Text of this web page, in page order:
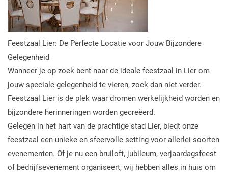
Feestzaal Lier: De Perfecte Locatie voor Jouw Bijzondere
Gelegenheid
Wanneer je op zoek bent naar de ideale feestzaal in Lier om
jouw speciale gelegenheid te vieren, zoek dan niet verder.
Feestzaal Lier is de plek waar dromen werkelijkheid worden en
bijzondere herinneringen worden gecreëerd.
Gelegen in het hart van de prachtige stad Lier, biedt onze
feestzaal een unieke en sfeervolle setting voor allerlei soorten
evenementen. Of je nu een bruiloft, jubileum, verjaardagsfeest
of bedrijfsevenement organiseert, wij hebben alles in huis om